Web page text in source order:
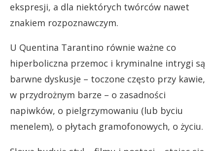
ekspresji, a dla niektórych twórców nawet
znakiem rozpoznawczym.
U Quentina Tarantino równie ważne co
hiperboliczna przemoc i kryminalne intrygi są
barwne dyskusje – toczone często przy kawie,
w przydrożnym barze – o zasadności
napiwków, o pielgrzymowaniu (lub byciu
menelem), o płytach gramofonowych, o życiu.